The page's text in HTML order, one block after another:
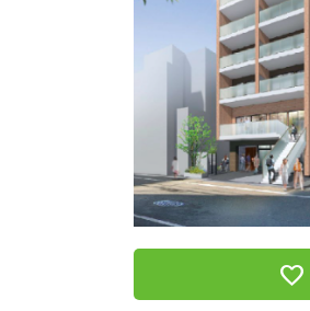
favorite